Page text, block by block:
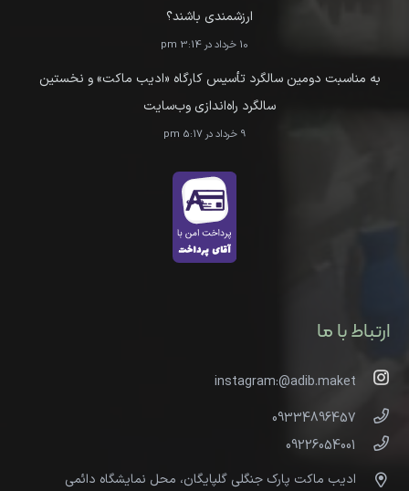
ارزشمندی باشند؟
10 خرداد در 3:14 pm
به مناسبت دومین سالگرد تأسیس کارگاه «ادیب ماکت» و نخستین
سالگرد راه‌اندازی وب‌سایت
9 خرداد در 5:17 pm
ارتباط با ما
instagram:@adib.maket
09334896457
09226054001
ادیب ماکت پارک جنگلی گلپایگان، محل نمایشگاه دائمی